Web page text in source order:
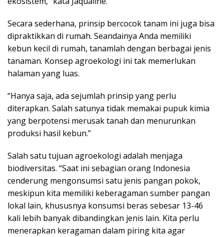
Secara sederhana, prinsip bercocok tanam ini juga bisa
dipraktikkan di rumah. Seandainya Anda memiliki
kebun kecil di rumah, tanamlah dengan berbagai jenis
tanaman. Konsep agroekologi ini tak memerlukan
halaman yang luas.
“Hanya saja, ada sejumlah prinsip yang perlu
diterapkan. Salah satunya tidak memakai pupuk kimia
yang berpotensi merusak tanah dan menurunkan
produksi hasil kebun.”
Salah satu tujuan agroekologi adalah menjaga
biodiversitas. “Saat ini sebagian orang Indonesia
cenderung mengonsumsi satu jenis pangan pokok,
meskipun kita memiliki keberagaman sumber pangan
lokal lain, khususnya konsumsi beras sebesar 13-46
kali lebih banyak dibandingkan jenis lain. Kita perlu
menerapkan keragaman dalam piring kita agar